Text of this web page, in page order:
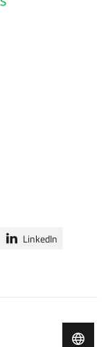
LinkedIn